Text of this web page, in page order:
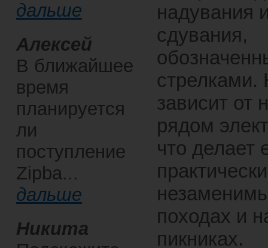
дальше
Алексей
В ближайшее
время
планируется
ли
поступление
Zipba...
дальше
Никита
надувания
сдувания,
стрелками.
зависит от
рядом
что делает
практически
походах и
пикниках.